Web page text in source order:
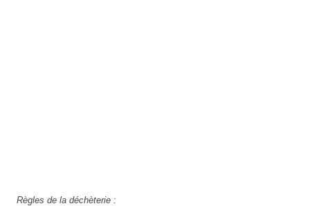
Règles de la déchèterie :